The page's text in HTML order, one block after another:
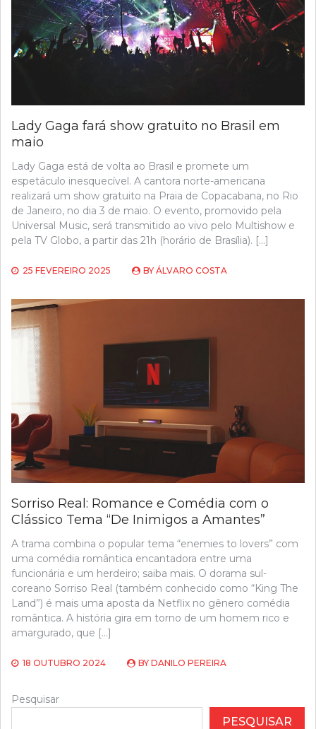
Lady Gaga fará show gratuito no Brasil em
maio
Lady Gaga está de volta ao Brasil e promete um
espetáculo inesquecível. A cantora norte-americana
realizará um show gratuito na Praia de Copacabana, no Rio
de Janeiro, no dia 3 de maio. O evento, promovido pela
Universal Music, será transmitido ao vivo pelo Multishow e
pela TV Globo, a partir das 21h (horário de Brasília). […]
25 FEVEREIRO 2025 BY ÁLVARO COSTA
Sorriso Real: Romance e Comédia com o
Clássico Tema “De Inimigos a Amantes”
A trama combina o popular tema “enemies to lovers” com
uma comédia romântica encantadora entre uma
funcionária e um herdeiro; saiba mais. O dorama sul-
coreano Sorriso Real (também conhecido como “King The
Land”) é mais uma aposta da Netflix no gênero comédia
romântica. A história gira em torno de um homem rico e
amargurado, que […]
18 OUTUBRO 2024 BY DANILO PEREIRA
Pesquisar
PESQUISAR